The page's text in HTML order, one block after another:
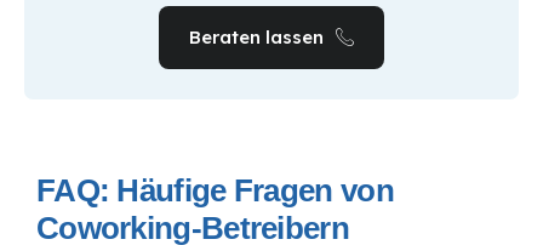
Beraten lassen
FAQ: Häufige Fragen von
Coworking-Betreibern